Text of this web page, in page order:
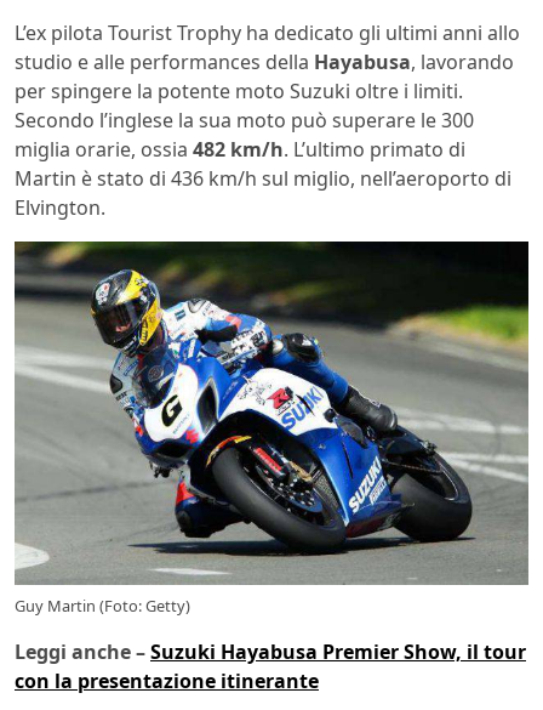
L’ex pilota Tourist Trophy ha dedicato gli ultimi anni allo
studio e alle performances della Hayabusa, lavorando
per spingere la potente moto Suzuki oltre i limiti.
Secondo l’inglese la sua moto può superare le 300
miglia orarie, ossia 482 km/h. L’ultimo primato di
Martin è stato di 436 km/h sul miglio, nell’aeroporto di
Elvington.
Guy Martin (Foto: Getty)
Leggi anche –Suzuki Hayabusa Premier Show, il tour
con la presentazione itinerante